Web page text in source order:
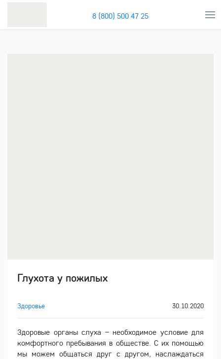
8 (800) 500 47 25
Глухота у пожилых
Здоровье 30.10.2020
Здоровые органы слуха – необходимое условие для
комфортного пребывания в обществе. С их помощью
мы можем общаться друг с другом, наслаждаться